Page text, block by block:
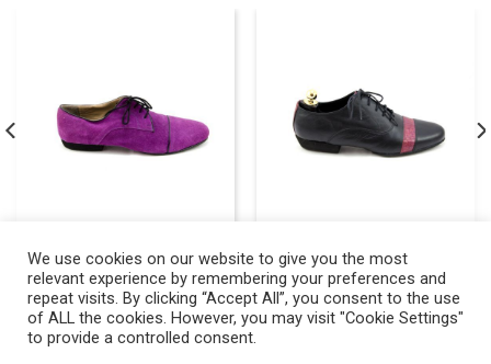
720
ΑΝΔΡΙΚΑ ΠΑΠΟΥΤΣΙΑ
ΤΑΝΓΚΟ
€ 709
ΑΝΔΡΙΚΑ ΠΑΠΟΥΤΣΙΑ
ΤΑΝΓΚΟ
We use cookies on our website to give you the most
relevant experience by remembering your preferences and
repeat visits. By clicking “Accept All”, you consent to the use
of ALL the cookies. However, you may visit "Cookie Settings"
to provide a controlled consent.